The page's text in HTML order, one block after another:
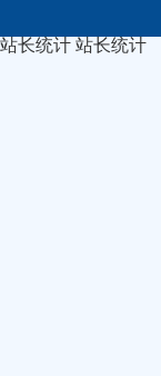
站长统计 站长统计